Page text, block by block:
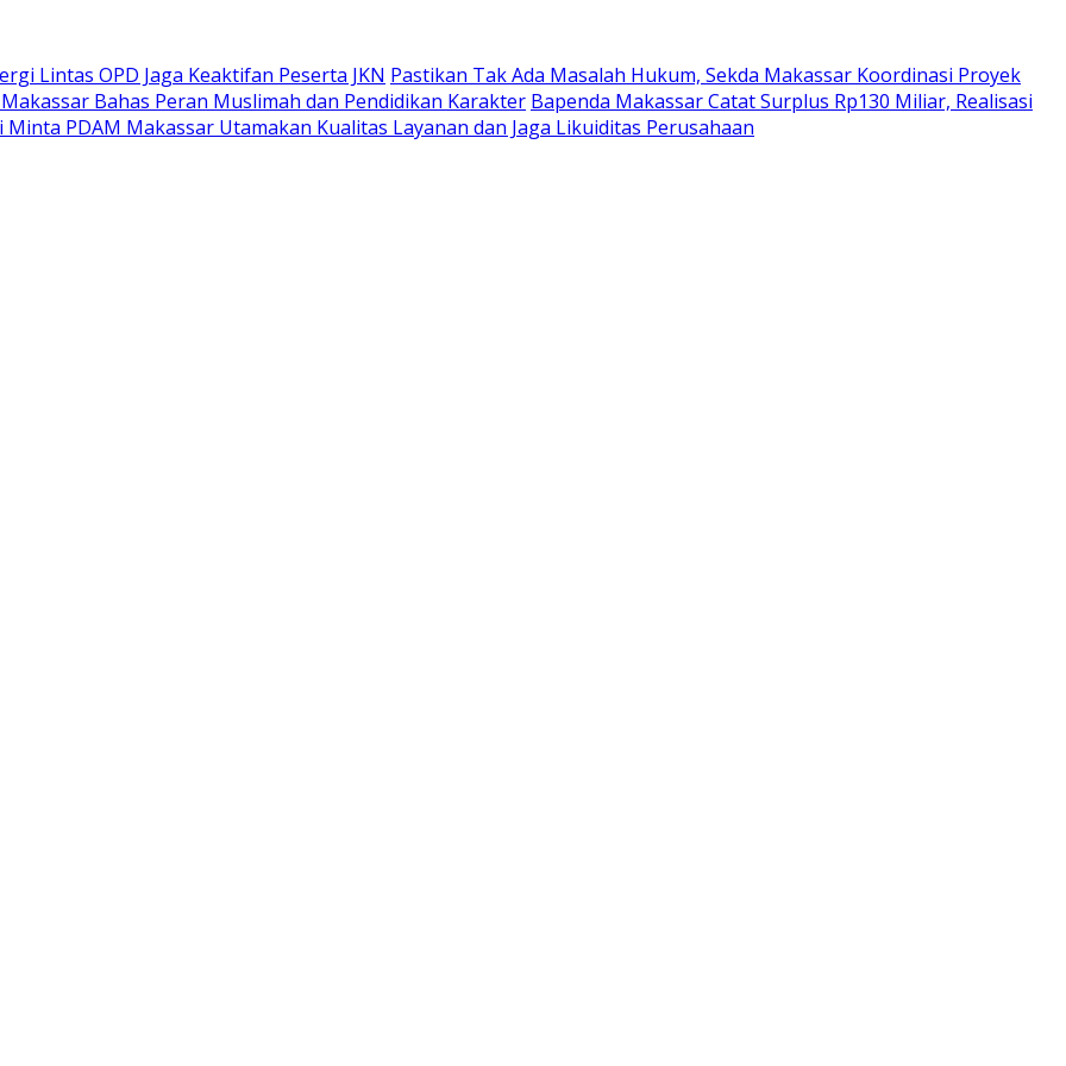
Lintas OPD Jaga Keaktifan Peserta JKN Pastikan Tak Ada Masalah Hukum, Sekda Makassar Koordinasi Proyek
Bahas Peran Muslimah dan Pendidikan Karakter Bapenda Makassar Catat Surplus Rp130 Miliar, Realisasi
Minta PDAM Makassar Utamakan Kualitas Layanan dan Jaga Likuiditas Perusahaan